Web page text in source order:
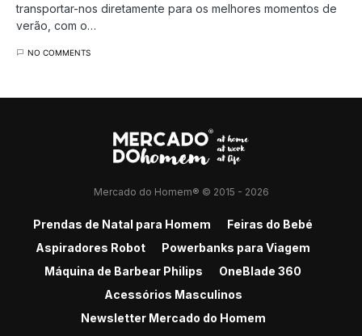
transportar-nos diretamente para os melhores momentos de
verão, com o…
NO COMMENTS
Mercado do Homem® © 2015 - 2026
Prendas de Natal para Homem
Feiras do Bebé
Aspiradores Robot
Powerbanks para Viagem
Máquina de Barbear Philips
OneBlade 360
Acessórios Masculinos
Newsletter Mercado do Homem